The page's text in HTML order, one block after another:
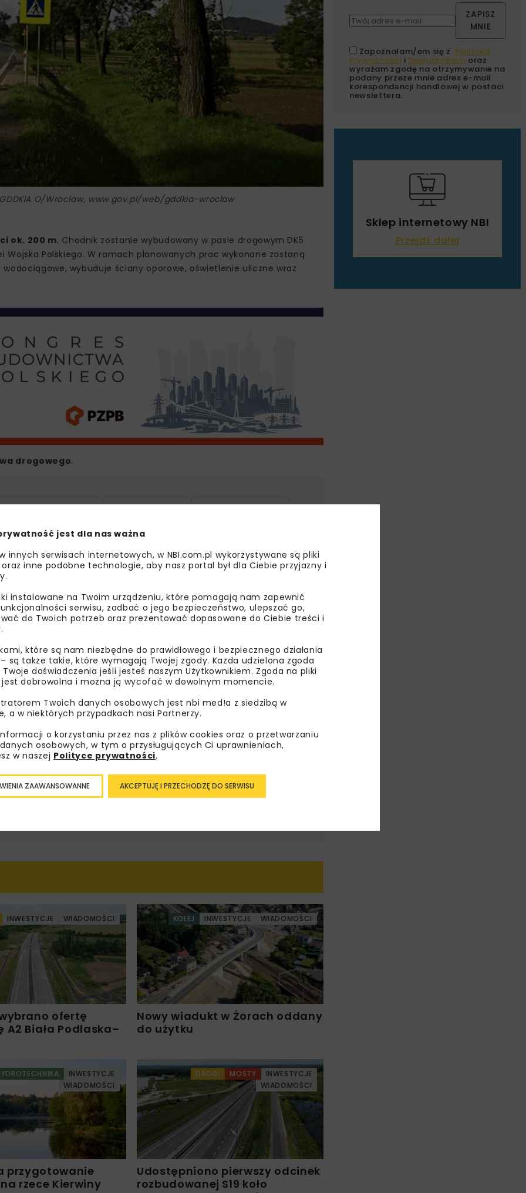
O/Wrocław, www.gov.pl/web/gddkia-wroclaw
ok. 200 m. Chodnik zostanie wybudowany w pasie drogowym DK5
Wojska Polskiego. W ramach planowanych prac wykonane zostaną
wybuduje ściany oporowe, oświetlenie uliczne wraz
drogowego.
ELEKTROTIM
INFRASTRUKTURA DROGOWA POPRAWA BRD
wiedzieć więcej?
się do newslettera aby otrzymywać od nas
informacje branżowe, zaproszenia na
atrakcyjne oferty i dedykowane akcje
em się zPolityką Prywatności
handlowej w postaci newslettera.
INWESTYCJE WIADOMOŚCI
ofertę
A2 Biała Podlaska–
KOLEJ INWESTYCJE WIADOMOŚCI
Nowy wiadukt w Żorach oddany
do użytku
INWESTYCJE
WIADOMOŚCI
przygotowanie
rzece Kierwiny
DROGI MOSTY
INWESTYCJE
WIADOMOŚCI
Udostępniono pierwszy odcinek
rozbudowanej S19 koło
ZAPISZ
MNIE
Zapoznałam/em się z Polityką
Prywatności i Regulaminem oraz
wyrażam zgodę na otrzymywanie na
podany przeze mnie adres e-mail
korespondencji handlowej w postaci
newslettera.
Sklep internetowy NBI
Przejdź dalej
jest dla nas ważna
innych serwisach internetowych, w NBI.com.pl wykorzystywane są pliki
inne podobne technologie, aby nasz portal był dla Ciebie przyjazny i
instalowane na Twoim urządzeniu, które pomagają nam zapewnić
serwisu, zadbać o jego bezpieczeństwo, ulepszać go,
do Twoich potrzeb oraz prezentować dopasowane do Ciebie treści i
które są nam niezbędne do prawidłowego i bezpiecznego działania
są także takie, które wymagają Twojej zgody. Każda udzielona zgoda
doświadczenia jeśli jesteś naszym Użytkownikiem. Zgoda na pliki
dobrowolna i można ją wycofać w dowolnym momencie.
Twoich danych osobowych jest nbi med!a z siedzibą w
a w niektórych przypadkach nasi Partnerzy.
o korzystaniu przez nas z plików cookies oraz o przetwarzaniu
osobowych, w tym o przysługujących Ci uprawnieniach,
w naszej Polityce prywatności.
AKCEPTUJĘ I PRZECHODZĘ DO SERWISU
ZAAWANSOWANNE